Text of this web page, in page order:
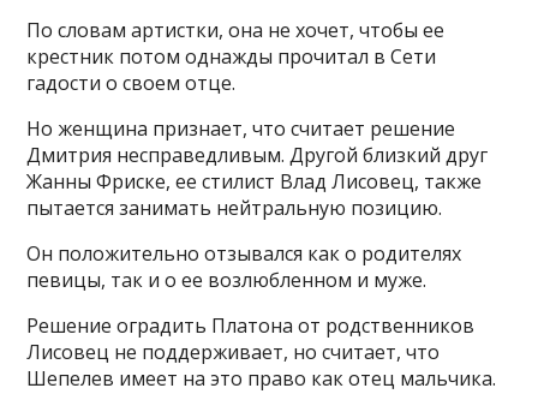
По словам артистки, она не хочет, чтобы ее
крестник потом однажды прочитал в Сети
гадости о своем отце.
Но женщина признает, что считает решение
Дмитрия несправедливым. Другой близкий друг
Жанны Фриске, ее стилист Влад Лисовец, также
пытается занимать нейтральную позицию.
Он положительно отзывался как о родителях
певицы, так и о ее возлюбленном и муже.
Решение оградить Платона от родственников
Лисовец не поддерживает, но считает, что
Шепелев имеет на это право как отец мальчика.